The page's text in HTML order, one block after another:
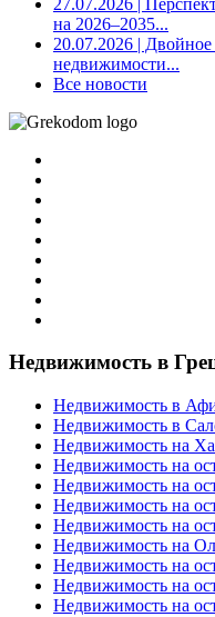
на 2026–2035...
20.07.2026 | Двойное
недвижимости...
Все новости
Недвижимость в
Недвижимость в
Недвижимость в
Недвижимость на
Недвижимость на
Недвижимость на
Недвижимость на
Недвижимость на
Недвижимость на
Недвижимость на
Недвижимость на
Недвижимость на